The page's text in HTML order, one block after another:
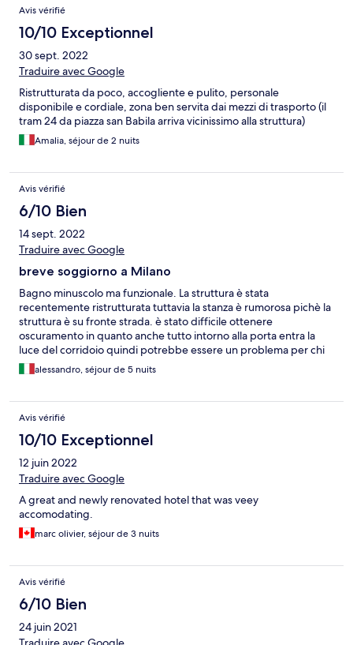
Avis vérifié
10/10 Exceptionnel
30 sept. 2022
Traduire avec Google
Ristrutturata da poco, accogliente e pulito, personale
disponibile e cordiale, zona ben servita dai mezzi di trasporto (il
tram 24 da piazza san Babila arriva vicinissimo alla struttura)
Amalia, séjour de 2 nuits
Avis vérifié
6/10 Bien
14 sept. 2022
Traduire avec Google
breve soggiorno a Milano
Bagno minuscolo ma funzionale. La struttura è stata
recentemente ristrutturata tuttavia la stanza è rumorosa pichè la
struttura è su fronte strada. è stato difficile ottenere
oscuramento in quanto anche tutto intorno alla porta entra la
luce del corridoio quindi potrebbe essere un problema per chi
riesce a dormire solo al buio
alessandro, séjour de 5 nuits
Avis vérifié
10/10 Exceptionnel
12 juin 2022
Traduire avec Google
A great and newly renovated hotel that was veey
accomodating.
marc olivier, séjour de 3 nuits
Avis vérifié
6/10 Bien
24 juin 2021